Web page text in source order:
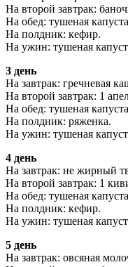
На второй завтрак:
На обед: тушеная
На полдник: кефир.
На ужин: тушеная
3 день
На завтрак: гречневая
На второй завтрак: 1
На обед: тушеная
На полдник: ряженка.
На ужин: тушеная
4 день
На завтрак: не жирный
На второй завтрак: 1
На обед: тушеная
На полдник: кефир.
На ужин: тушеная
5 день
На завтрак: овсяная